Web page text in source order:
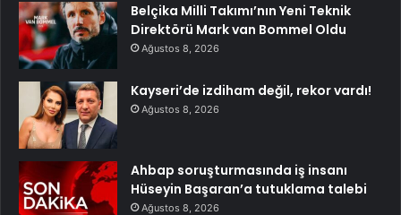
Belçika Milli Takımı’nın Yeni Teknik
Direktörü Mark van Bommel Oldu
Ağustos 8, 2026
Kayseri’de izdiham değil, rekor vardı!
Ağustos 8, 2026
Ahbap soruşturmasında iş insanı
Hüseyin Başaran’a tutuklama talebi
Ağustos 8, 2026